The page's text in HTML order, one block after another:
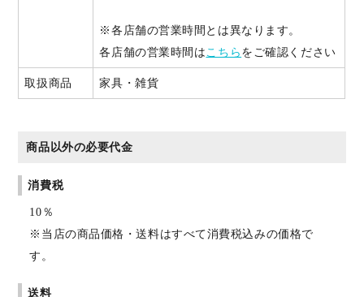
※各店舗の営業時間とは異なります。
各店舗の営業時間はこちら をご確認ください
取扱商品 家具・雑貨
商品以外の必要代金
消費税
10％
※当店の商品価格・送料はすべて消費税込みの価格で
す。
送料